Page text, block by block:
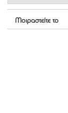
Μοιραστείτε το